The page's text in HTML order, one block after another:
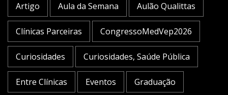
Artigo Aula da Semana Aulão Qualittas
Clínicas Parceiras CongressoMedVep2026
Curiosidades Curiosidades, Saúde Pública
Entre Clínicas Eventos Graduação